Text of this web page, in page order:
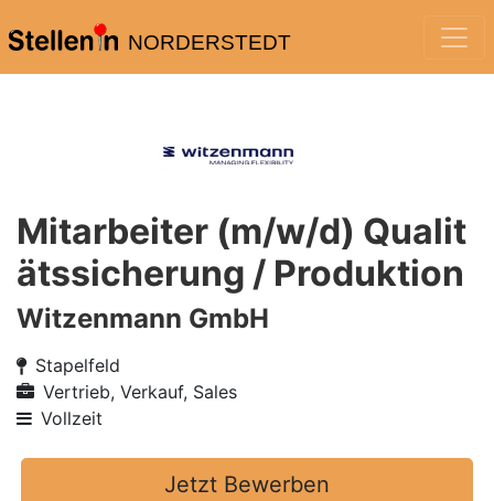
NORDERSTEDT
Mitarbeiter (m/w/d) Qualit
ätssicherung / Produktion
Witzenmann GmbH
Stapelfeld
Vertrieb, Verkauf, Sales
Vollzeit
Jetzt Bewerben